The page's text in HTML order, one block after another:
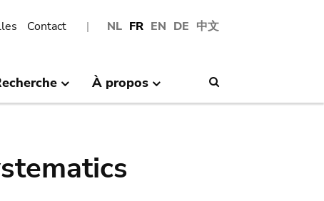
NL FR EN DE 中文
Contact
À propos